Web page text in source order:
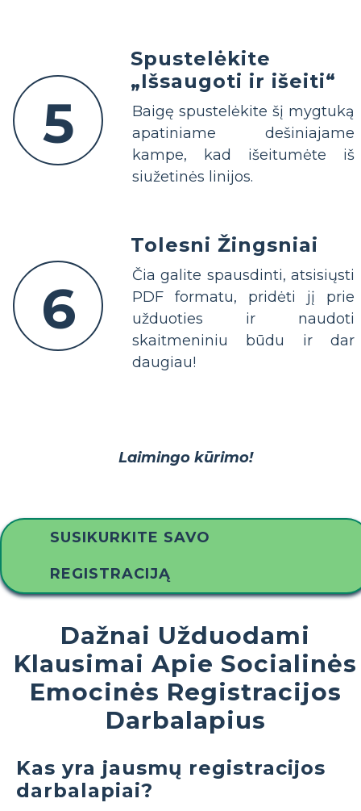
5
Spustelėkite
„Išsaugoti ir išeiti“
Baigę spustelėkite šį mygtuką
apatiniame dešiniajame
kampe, kad išeitumėte iš
siužetinės linijos.
6
Tolesni Žingsniai
Čia galite spausdinti, atsisiųsti
PDF formatu, pridėti jį prie
užduoties ir naudoti
skaitmeniniu būdu ir dar
daugiau!
Laimingo kūrimo!
SUSIKURKITE SAVO
REGISTRACIJĄ
Dažnai Užduodami
Klausimai Apie Socialinės
Emocinės Registracijos
Darbalapius
Kas yra jausmų registracijos
darbalapiai?